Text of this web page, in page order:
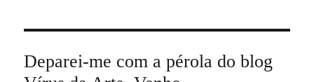
Deparei-me com a pérola do blog